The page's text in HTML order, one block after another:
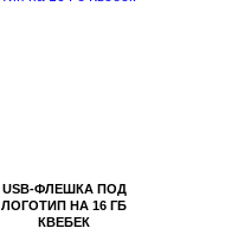
USB-ФЛЕШКА ПОД
ЛОГОТИП НА 16 ГБ
КВЕБЕК